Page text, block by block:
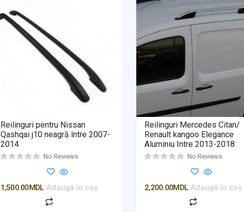
Reilinguri pentru Nissan
Qashqai j10 neagră între 2007-
2014
No Reviews
1,500.00MDL Adaugă în coș
Reilinguri Mercedes Citan/
Renault kangoo Elegance
Aluminiu Intre 2013-2018
No Reviews
2,200.00MDL Adaugă în coș